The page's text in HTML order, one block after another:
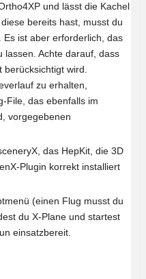
und lässt die Kachel
bereits hast, musst du
ist aber erforderlich, das
lassen. Achte darauf, dass
berücksichtigt wird.
zu erhalten,
File, das ebenfalls im
vorgegebenen
das HepKit, die 3D
Plugin korrekt installiert
(einen Flug musst du
du X-Plane und startest
einsatzbereit.